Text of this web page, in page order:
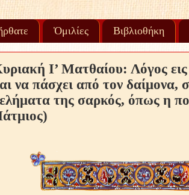
Ὁμιλίες Βιβλιοθήκη
Ι’ Ματθαίου: Λόγος εις
να πάσχει από τον δαίμονα,
της σαρκός, όπως η